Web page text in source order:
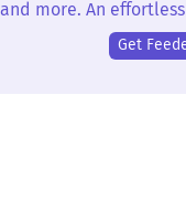
and more. An
Get